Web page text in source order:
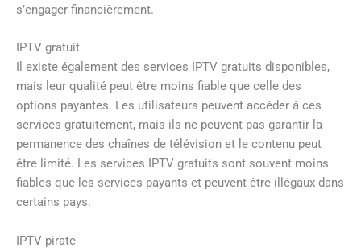
s’engager financièrement.
IPTV gratuit
Il existe également des services IPTV gratuits disponibles,
mais leur qualité peut être moins fiable que celle des
options payantes. Les utilisateurs peuvent accéder à ces
services gratuitement, mais ils ne peuvent pas garantir la
permanence des chaînes de télévision et le contenu peut
être limité. Les services IPTV gratuits sont souvent moins
fiables que les services payants et peuvent être illégaux dans
certains pays.
IPTV pirate